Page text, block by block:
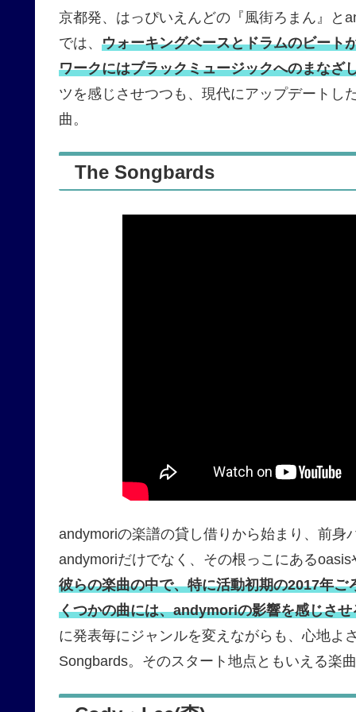
京都発、はっぴいえんどの『風街ろまん』と
では、 ウォーキングベースとドラムのビート
ワークにはブラックミュージックへのまなざ
ツを感じさせつつも、現代にアップデートし
曲。
The Songbards
andymoriの楽譜の貸し借りから始まり、前
andymoriだけでなく、その根っこにある
彼らの楽曲の中で、特に活動初期の2017年
くつかの曲には、andymoriの影響を感じさせ
に発表毎にジャンルを変えながらも、心地よ
Songbards。そのスタート地点ともいえる楽